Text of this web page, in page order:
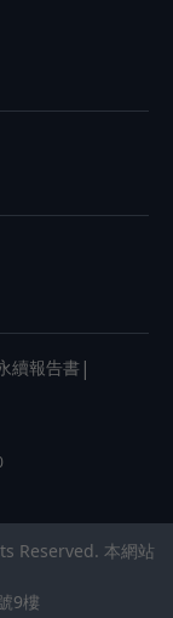
續報告書 |
Reserved. 本網站
9樓